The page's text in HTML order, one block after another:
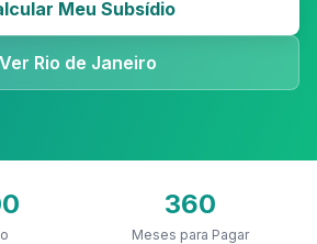
Meu Subsídio
Ver Rio de Janeiro
360
Meses para Pagar